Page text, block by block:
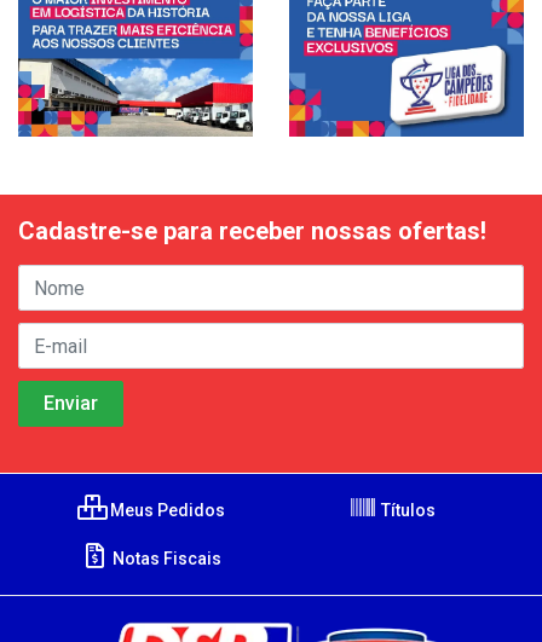
Cadastre-se para receber nossas ofertas!
Meus Pedidos Títulos
Notas Fiscais